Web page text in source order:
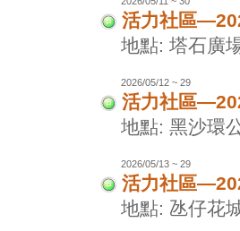
活力社區
地點: 塔石廣
2026/05/12 ~ 29
活力社區
地點: 黑沙環
2026/05/13 ~ 29
活力社區
地點: 氹仔花